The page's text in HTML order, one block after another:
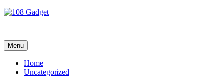
Menu
Home
Uncategorized